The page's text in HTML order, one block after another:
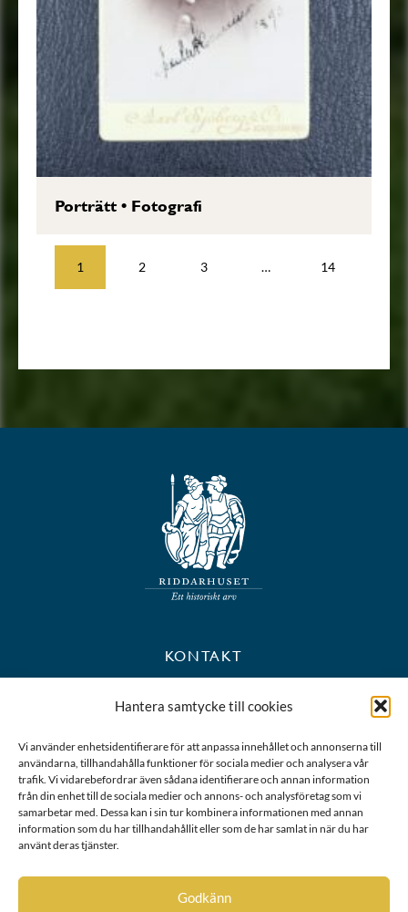
Hantera samtycke till cookies
Vi använder enhetsidentifierare för att anpassa innehållet och annonserna till
användarna, tillhandahålla funktioner för sociala medier och analysera vår
trafik. Vi vidarebefordrar även sådana identifierare och annan information
från din enhet till de sociala medier och annons- och analysföretag som vi
samarbetar med. Dessa kan i sin tur kombinera informationen med annan
information som du har tillhandahållit eller som de har samlat in när du har
använt deras tjänster.
Godkänn
Porträtt• Fotografi
1 2 3 … 14
KONTAKT
BESÖKS- OCH POSTADRESS
Riddarhustorget 10
Karta